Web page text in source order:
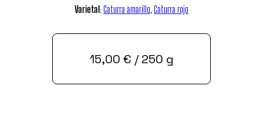
Varietal:Caturra amarillo, Caturra rojo
15,00 € / 250 g